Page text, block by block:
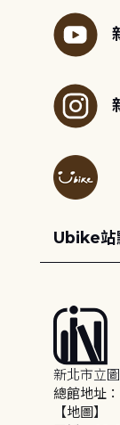
Ubike站
新北市立
總館地址
【地圖】